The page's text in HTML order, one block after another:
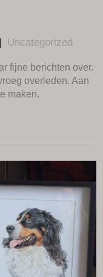
| Uncategorized
fijne berichten over.
overleden. Aan
maken.